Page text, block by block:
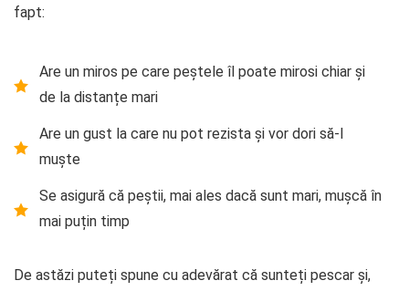
fapt:
Are un miros pe care peștele îl poate mirosi chiar și
de la distanțe mari
Are un gust la care nu pot rezista și vor dori să-l
muște
Se asigură că peștii, mai ales dacă sunt mari, mușcă în
mai puțin timp
De astăzi puteți spune cu adevărat că sunteți pescar și,